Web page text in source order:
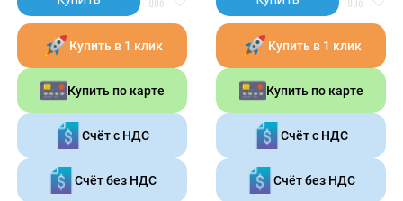
Купить в 1 клик
Купить по карте
Счёт с НДС
Счёт без НДС
Купить в 1 клик
Купить по карте
Счёт с НДС
Счёт без НДС